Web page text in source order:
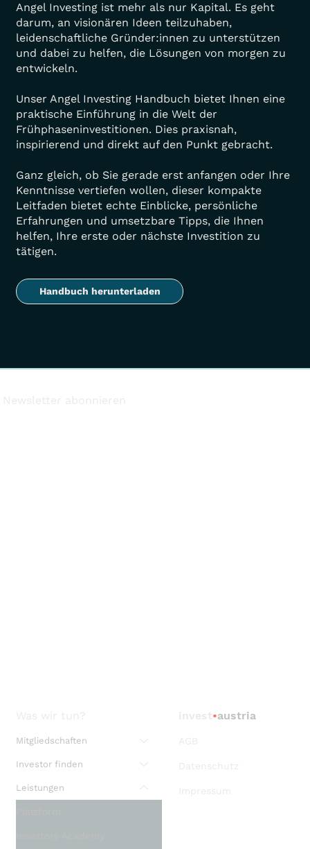
Angel Investing ist mehr als nur Kapital. Es geht
darum, an visionären Ideen teilzuhaben,
leidenschaftliche Gründer:innen zu unterstützen
und dabei zu helfen, die Lösungen von morgen zu
entwickeln.
Unser Angel Investing Handbuch bietet Ihnen eine
praktische Einführung in die Welt der
Frühphaseninvestitionen. Dies praxisnah,
inspirierend und direkt auf den Punkt gebracht.
Ganz gleich, ob Sie gerade erst anfangen oder Ihre
Kenntnisse vertiefen wollen, dieser kompakte
Leitfaden bietet echte Einblicke, persönliche
Erfahrungen und umsetzbare Tipps, die Ihnen
helfen, Ihre erste oder nächste Investition zu
tätigen.
Handbuch herunterladen
Was wir tun?
Mitgliedschaften
Investor finden
Leistungen
invest•austria
AGB
Datenschutz
Impressum
Newsletter abonnieren